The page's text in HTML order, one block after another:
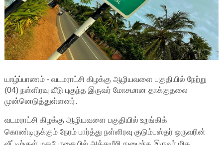
யாழ்ப்பாணம் - வடமராட்சி கிழக்கு ஆழியவளை பகுதியில் நேற்று
(04) நள்ளிரவு வீடு புகுந்த இருவர் மோசமான தாக்குதலை
முன்னெடுத்துள்ளனர்.
வடமராட்சி கிழக்கு ஆழியவளை பகுதியில் உறங்கிக்
கொண்டிருக்கும் நேரம் பார்த்து நள்ளிரவு குடும்பஸ்தர் ஒருவரின்